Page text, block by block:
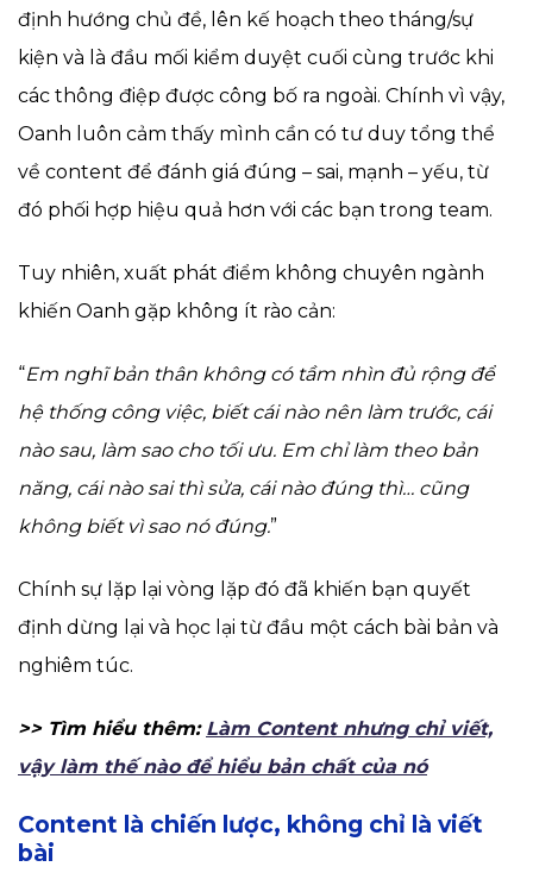
định hướng chủ đề, lên kế hoạch theo tháng/sự
kiện và là đầu mối kiểm duyệt cuối cùng trước khi
các thông điệp được công bố ra ngoài. Chính vì vậy,
Oanh luôn cảm thấy mình cần có tư duy tổng thể
về content để đánh giá đúng – sai, mạnh – yếu, từ
đó phối hợp hiệu quả hơn với các bạn trong team.
Tuy nhiên, xuất phát điểm không chuyên ngành
khiến Oanh gặp không ít rào cản:
“Em nghĩ bản thân không có tầm nhìn đủ rộng để
hệ thống công việc, biết cái nào nên làm trước, cái
nào sau, làm sao cho tối ưu. Em chỉ làm theo bản
năng, cái nào sai thì sửa, cái nào đúng thì… cũng
không biết vì sao nó đúng.”
Chính sự lặp lại vòng lặp đó đã khiến bạn quyết
định dừng lại và học lại từ đầu một cách bài bản và
nghiêm túc.
>> Tìm hiểu thêm: Làm Content nhưng chỉ viết,
vậy làm thế nào để hiểu bản chất của nó
Content là chiến lược, không chỉ là viết
bài